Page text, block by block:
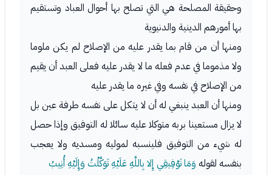
وحقيقة المصلحة هي التي تصلح بها أحوال العباد وتستقيم
بها أمورهم الدينية والدنيوية
ومنها أن من قام بما يقدر عليه من الإصلاح لم يكن ملوما
ولا مذموما في عدم فعله ما لا يقدر عليه فعلى العبد أن يقيم
من الإصلاح في نفسه وفي غيره ما يقدر عليه
ومنها أن العبد ينبغي له أن لا يتكل على نفسه طرفة عين بل
لا يزال مستعينا بربه متوكلا عليه سائلا له التوفيق وإذا حصل
له شيء من التوفيق فلينسبه لموليه ومسديه ولا يعجب
بنفسه لقوله وَمَا تَوْفِيقِي إِلا بِاللَّهِ عَلَيْهِ تَوَكَّلْتُ وَإِلَيْهِ أُنِيبُ